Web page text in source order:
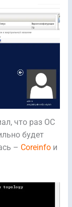
что раз ОС
будет
– Coreinfoи